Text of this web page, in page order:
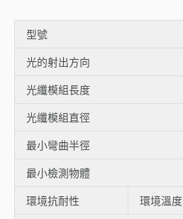
型號
光的射出方向
光纖模組長度
光纖模組直徑
最小彎曲半徑
最小檢測物體
環境抗耐性
環境溫度